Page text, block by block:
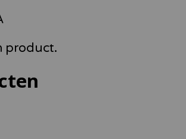
product.